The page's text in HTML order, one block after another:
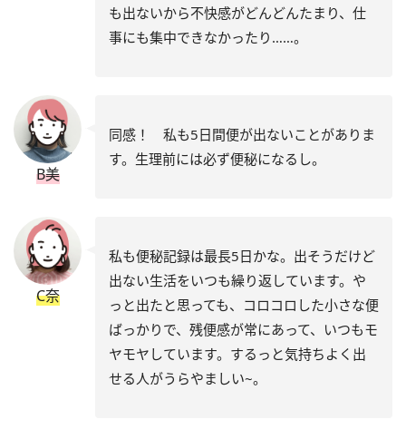
も出ないから不快感がどんどんたまり、仕
事にも集中できなかったり……。
B美
同感！ 私も5日間便が出ないことがありま
す。生理前には必ず便秘になるし。
C奈
私も便秘記録は最長5日かな。出そうだけど
出ない生活をいつも繰り返しています。や
っと出たと思っても、コロコロした小さな便
ばっかりで、残便感が常にあって、いつもモ
ヤモヤしています。するっと気持ちよく出
せる人がうらやましい~。